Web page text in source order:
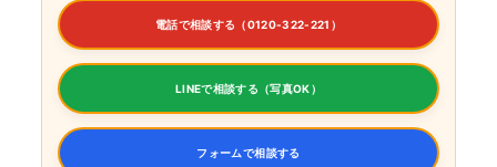
電話で相談する（0120-322-221）
LINEで相談する（写真OK）
フォームで相談する